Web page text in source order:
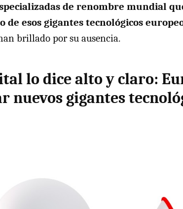
de renombre mundial
de esos gigantes tecnológicos
brillado por su ausencia.
lo dice alto y claro:
nuevos gigantes